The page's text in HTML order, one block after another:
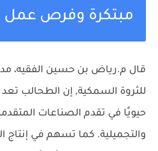
مبتكرة وفرص عمل
قال م.رياض بن حسين الفقيه،
للثروة السمكية, إن الطحالب
حيويًا في تقدم الصناعات المتقدمة
والتجميلية. كما تسهم في إنتاج